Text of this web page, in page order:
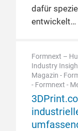
dafür
entwickelt…
Formnext –
Industry
Magazin -
- Formnext -